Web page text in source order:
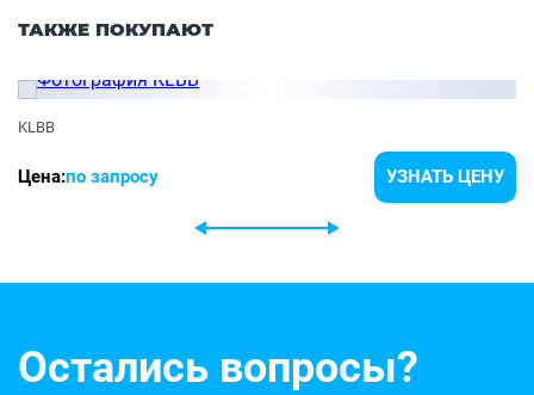
ТАКЖЕ ПОКУПАЮТ
KLBB
Цена:по запросу УЗНАТЬ ЦЕНУ
Остались вопросы?